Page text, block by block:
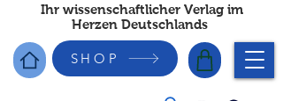
Ihr wissenschaftlicher Verlag im
Herzen Deutschlands
SHOP